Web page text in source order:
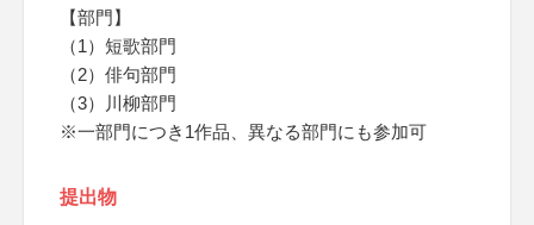
【部門】
（1）短歌部門
（2）俳句部門
（3）川柳部門
※一部門につき1作品、異なる部門にも参加可
提出物